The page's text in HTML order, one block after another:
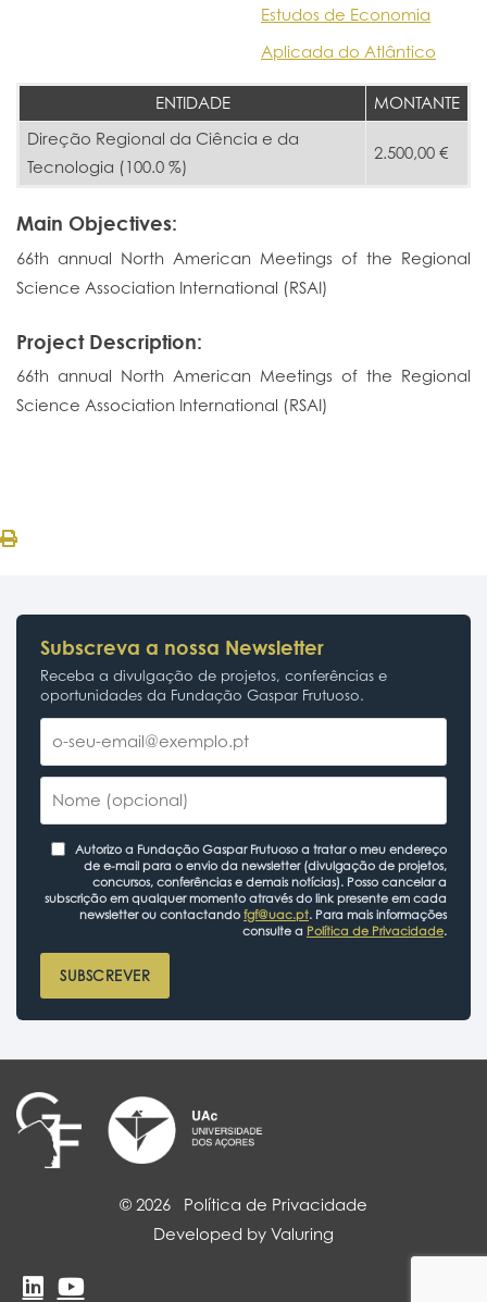
Estudos de Economia
Aplicada do Atlântico
ENTIDADE
MONTANTE
Direção Regional da Ciência e da
Tecnologia (100.0 %)
2.500,00 €
Main Objectives:
66th annual North American Meetings of the Regional
Science Association International (RSAI)
Project Description:
66th annual North American Meetings of the Regional
Science Association International (RSAI)
Subscreva a nossa Newsletter
Receba a divulgação de projetos, conferências e
oportunidades da Fundação Gaspar Frutuoso.
Autorizo a Fundação Gaspar Frutuoso a tratar o meu endereço
de e-mail para o envio da newsletter (divulgação de projetos,
concursos, conferências e demais notícias). Posso cancelar a
subscrição em qualquer momento através do link presente em cada
newsletter ou contactando fgf@uac.pt. Para mais informações
consulte a Política de Privacidade.
SUBSCREVER
© 2026 Política de Privacidade
Developed by Valuring